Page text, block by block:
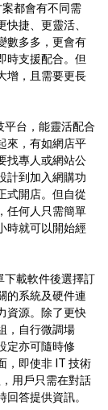
都會有不同需
捷、更靈活、
數多多，更會有
時支援配合。但
增，且需要更長
平台，能靈活配合
來，有如網店平
找專人或網站公
計到加入網購功
式開店。但自從
任何人只需簡單
時就可以開始經
下載軟件後選擇訂
的系統及硬件連
資源。除了更快
，自行微調場
定亦可隨時修
，即使非 IT 技術
用戶只需在對話
答提供資訊。